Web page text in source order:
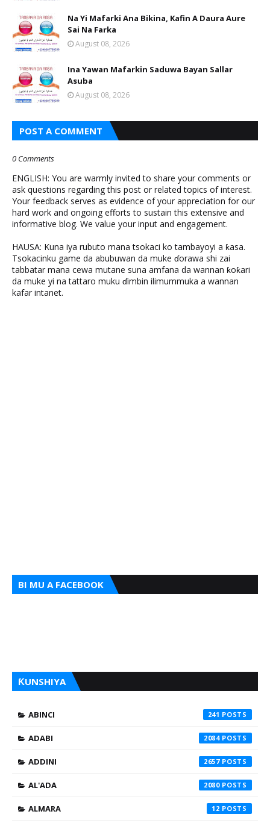
Na Yi Mafarki Ana Bikina, Kafin A Daura Aure
Sai Na Farka
August 08, 2026
Ina Yawan Mafarkin Saduwa Bayan Sallar
Asuba
August 08, 2026
POST A COMMENT
0 Comments
ENGLISH: You are warmly invited to share your comments or
ask questions regarding this post or related topics of interest.
Your feedback serves as evidence of your appreciation for our
hard work and ongoing efforts to sustain this extensive and
informative blog. We value your input and engagement.
HAUSA: Kuna iya rubuto mana tsokaci ko tambayoyi a ƙasa.
Tsokacinku game da abubuwan da muke ɗorawa shi zai
tabbatar mana cewa mutane suna amfana da wannan ƙoƙari
da muke yi na tattaro muku ɗimbin ilimummuka a wannan
kafar intanet.
BI MU A FACEBOOK
ƘUNSHIYA
ABINCI 241
ADABI 2084
ADDINI 2657
AL'ADA 2080
ALMARA 12